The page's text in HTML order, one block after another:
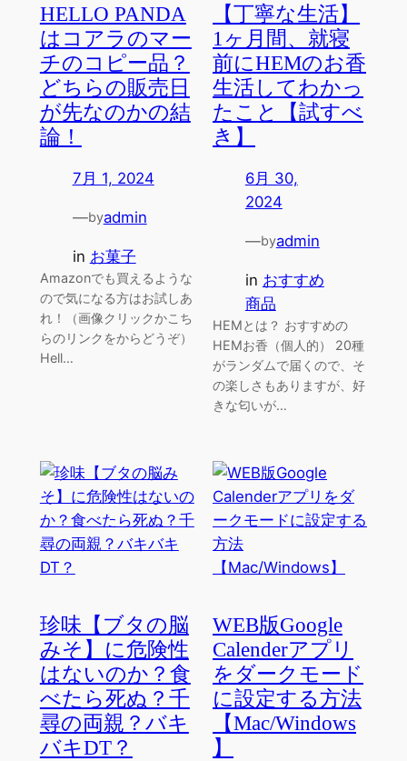
HELLO PANDA
はコアラのマー
チのコピー品？
どちらの販売日
が先なのかの結
論！
7月 1, 2024
—byadmin
in お菓子
Amazonでも買えるような
ので気になる方はお試しあ
れ！（画像クリックかこち
らのリンクをからどうぞ）
Hell…
【丁寧な生活】
1ヶ月間、就寝
前にHEMのお香
生活してわかっ
たこと【試すべ
き】
6月 30,
2024
—byadmin
in おすすめ
商品
HEMとは？ おすすめの
HEMお香（個人的） 20種
がランダムで届くので、そ
の楽しさもありますが、好
きな匂いが…
珍味【ブタの脳
みそ】に危険性
はないのか？食
べたら死ぬ？千
尋の両親？バキ
バキDT？
WEB版Google
Calenderアプリ
をダークモード
に設定する方法
【Mac/Windows
】